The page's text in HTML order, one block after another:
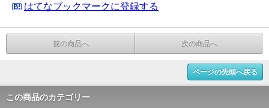
はてなブックマークに登録する
前の商品へ 次の商品へ
ページの先頭へ戻る
この商品のカテゴリー